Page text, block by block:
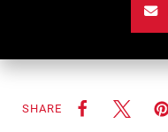
SHARE